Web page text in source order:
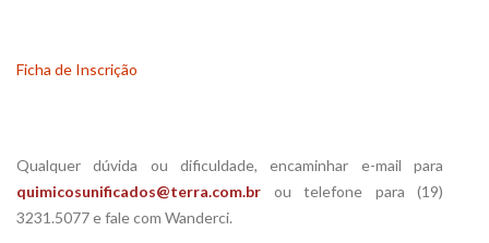
Ficha de Inscrição
Qualquer dúvida ou dificuldade, encaminhar e-mail para
quimicosunificados@terra.com.br ou telefone para (19)
3231.5077 e fale com Wanderci.